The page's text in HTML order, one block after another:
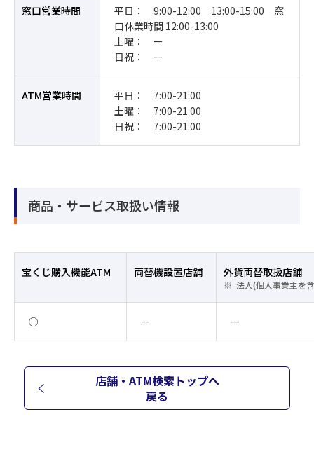
窓口営業時間
平日： 9:00-12:00 13:00-15:00 窓
口休業時間 12:00-13:00
土曜： ー
日祝： ー
ATM営業時間
平日： 7:00-21:00
土曜： 7:00-21:00
日祝： 7:00-21:00
商品・サービス取扱い情報
宝くじ購入機能ATM 両替機設置店舗 外貨両替取扱店舗
法人(個人事業主を
○ ー ー
店舗・ATM検索トップへ
戻る